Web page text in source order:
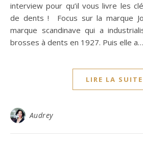
interview pour qu’il vous livre les
de dents ! Focus sur la marque
marque scandinave qui a
brosses à dents en 1927. Puis elle a…
LIRE LA SUITE
Audrey